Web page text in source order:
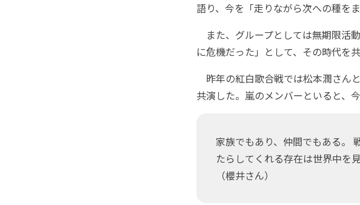
語り、今を「走りながら次への種を
また、グループとしては無期限活
に危機だった」として、その時代を
昨年の紅白歌合戦では松本潤さん
共演した。嵐のメンバーといると、
家族でもあり、仲間でもある。
たらしてくれる存在は世界中を
（櫻井さん）